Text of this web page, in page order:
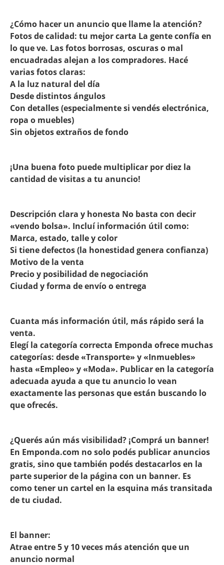
¿Cómo hacer un anuncio que llame la atención?
Fotos de calidad: tu mejor carta La gente confía en
lo que ve. Las fotos borrosas, oscuras o mal
encuadradas alejan a los compradores. Hacé
varias fotos claras:
A la luz natural del día
Desde distintos ángulos
Con detalles (especialmente si vendés electrónica,
ropa o muebles)
Sin objetos extraños de fondo
¡Una buena foto puede multiplicar por diez la
cantidad de visitas a tu anuncio!
Descripción clara y honesta No basta con decir
«vendo bolsa». Incluí información útil como:
Marca, estado, talle y color
Si tiene defectos (la honestidad genera confianza)
Motivo de la venta
Precio y posibilidad de negociación
Ciudad y forma de envío o entrega
Cuanta más información útil, más rápido será la
venta.
Elegí la categoría correcta Emponda ofrece muchas
categorías: desde «Transporte» y «Inmuebles»
hasta «Empleo» y «Moda». Publicar en la categoría
adecuada ayuda a que tu anuncio lo vean
exactamente las personas que están buscando lo
que ofrecés.
¿Querés aún más visibilidad? ¡Comprá un banner!
En Emponda.com no solo podés publicar anuncios
gratis, sino que también podés destacarlos en la
parte superior de la página con un banner. Es
como tener un cartel en la esquina más transitada
de tu ciudad.
El banner:
Atrae entre 5 y 10 veces más atención que un
anuncio normal